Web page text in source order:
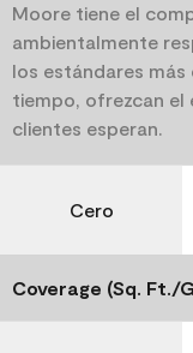
Moore tiene el
ambientalmente
los estándares
tiempo, ofrezcan el
clientes esperan.
Cero
Coverage (Sq. Ft./